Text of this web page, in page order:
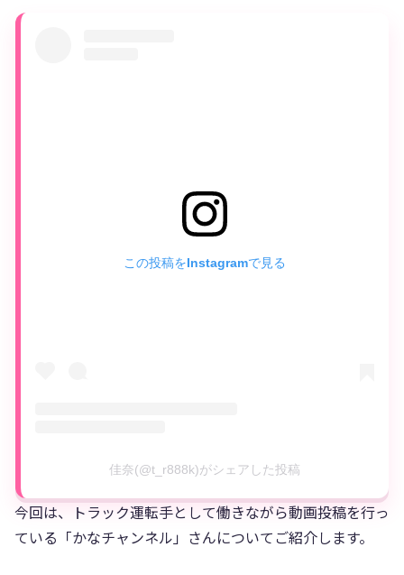
この投稿をInstagramで見る
佳奈(@t_r888k)がシェアした投稿
今回は、トラック運転手として働きながら動画投稿を行っ
ている「かなチャンネル」さんについてご紹介します。